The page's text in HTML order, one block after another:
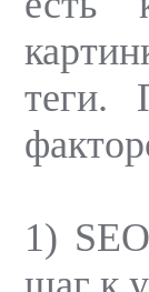
теги.
1)